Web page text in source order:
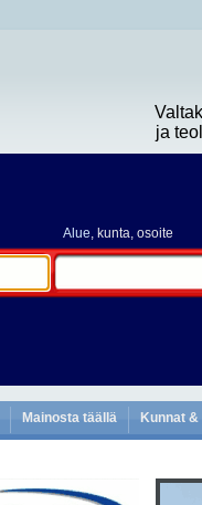
ja
Alue, kunta, osoite
Mainosta täällä Kunnat